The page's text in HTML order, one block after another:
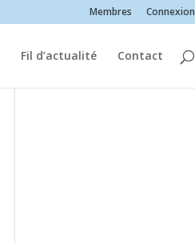
Membres Connexion
Fil d’actualité Contact